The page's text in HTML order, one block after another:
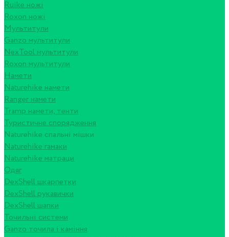
Ruike ножі
Roxon ножi
Мультитули
Ganzo мультитули
NexTool мультитули
Roxon мультитули
Намети
Naturehike намети
Ranger намети
Tramp намети, тенти
Туристичне спорядження
Naturehike спальні мішки
Naturehike гамаки
Naturehike матраци
Одяг
DexShell шкарпетки
DexShell рукавички
DexShell шапки
Точильні системи
Ganzo точила і каміння